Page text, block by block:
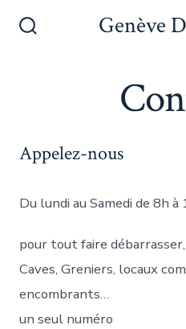
Genève
Appelez-nous
Du lundi au Samedi de 8h à
pour tout faire
Caves, Greniers, locaux
encombrants…
un seul numéro